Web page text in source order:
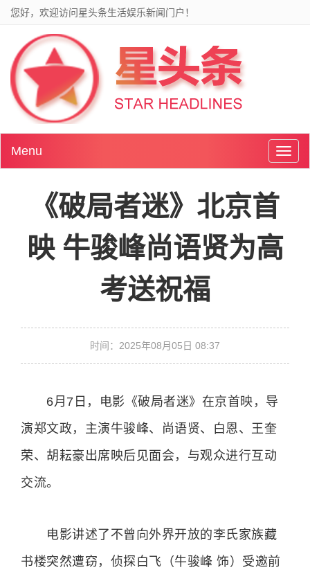
您好，欢迎访问星头条生活娱乐新闻门户！
Menu
《破局者迷》北京首
映 牛骏峰尚语贤为高
考送祝福
时间：2025年08月05日 08:37
6月7日，电影《破局者迷》在京首映，导
演郑文政，主演牛骏峰、尚语贤、白恩、王奎
荣、胡耘豪出席映后见面会，与观众进行互动
交流。
电影讲述了不曾向外界开放的李氏家族藏
书楼突然遭窃，侦探白飞（牛骏峰 饰）受邀前